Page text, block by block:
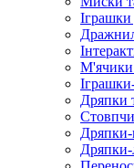
Іграшки
М'ячики
Дряпки
Дряпки-
Дряпки-